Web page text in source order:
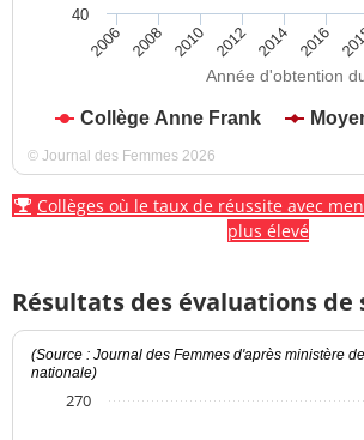
Année d'obtention
Collège Anne Frank
2006 2008 2010 2012 2014 2016
40
© Journal des Femmes 2026
Collèges où le taux de réussite avec
plus élevé
Résultats des évaluations de
(Source : Journal des Femmes d'après ministère
nationale)
270